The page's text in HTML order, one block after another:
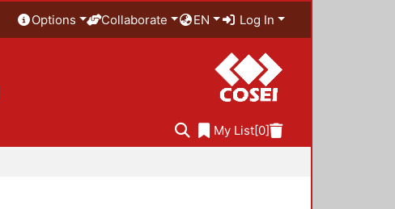
Options Collaborate EN Log In
My List[0]